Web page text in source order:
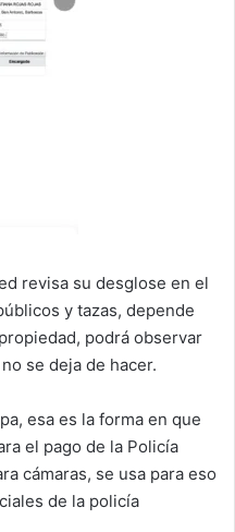
revisa su desglose en el
y tazas, depende
podrá observar
se deja de hacer.
esa es la forma en que
el pago de la Policía
cámaras, se usa para eso
de la policía